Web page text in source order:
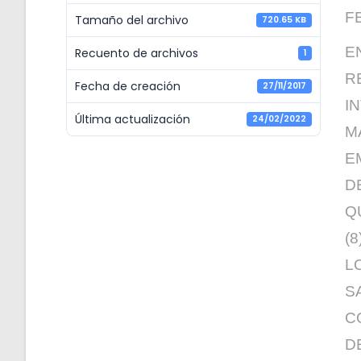
Tamaño del archivo 720.65 KB
Recuento de archivos 1
Fecha de creación 27/11/2017
Última actualización 24/02/2022